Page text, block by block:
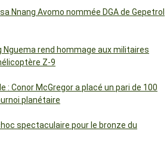
Nnang Avomo nommée DGA de Gepetrol
Nguema rend hommage aux militaires
Z-9
: Conor McGregor a placé un pari de 100
planétaire
spectaculaire pour le bronze du